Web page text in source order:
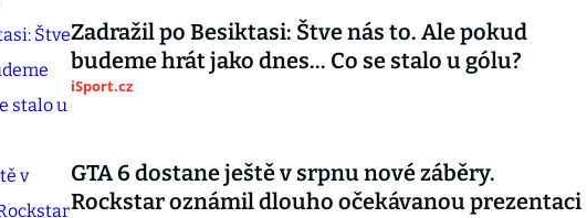
Zadražil po Besiktasi: Štve nás to. Ale pokud
budeme hrát jako dnes... Co se stalo u gólu?
iSport.cz
GTA 6 dostane ještě v srpnu nové záběry.
Rockstar oznámil dlouho očekávanou prezentaci